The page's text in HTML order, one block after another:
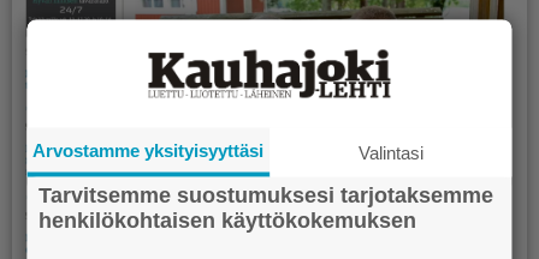
Arvostamme yksityisyyttäsi Valintasi
Tarvitsemme suostumuksesi tarjotaksemme
henkilökohtaisen käyttökokemuksen